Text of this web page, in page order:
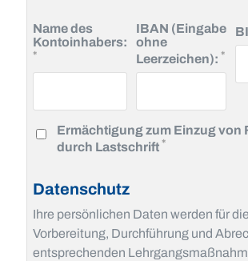
Name des
Kontoinhabers:
*Pflichtfeld
IBAN (Eingabe
ohne
Leerzeichen): *
Ermächtigung zum Einzug von
durch Lastschrift *Pflichtfeld
Datenschutz
Ihre persönlichen Daten werden für die
Vorbereitung, Durchführung und
entsprechenden